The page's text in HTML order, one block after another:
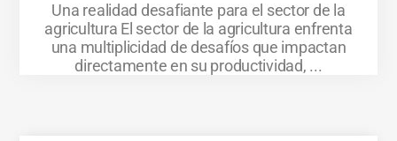
Una realidad desafiante para el sector de la
agricultura El sector de la agricultura enfrenta
una multiplicidad de desafíos que impactan
directamente en su productividad, ...